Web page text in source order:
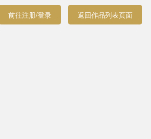
前往注册/登录 返回作品列表页面